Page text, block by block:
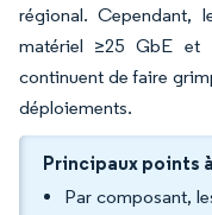
régional. Cependant,
matériel ≥25 GbE et
continuent de faire
déploiements.
Principaux points
Par composant,